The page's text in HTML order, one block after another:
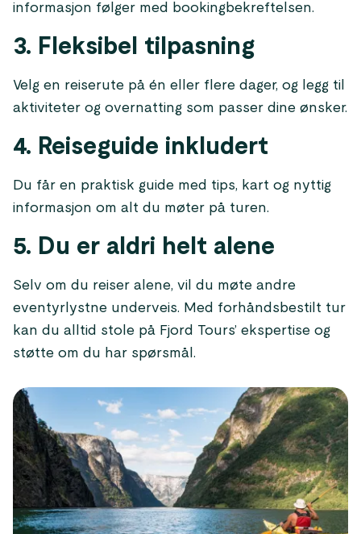
informasjon følger med bookingbekreftelsen.
3. Fleksibel tilpasning
Velg en reiserute på én eller flere dager, og legg til
aktiviteter og overnatting som passer dine ønsker.
4. Reiseguide inkludert
Du får en praktisk guide med tips, kart og nyttig
informasjon om alt du møter på turen.
5. Du er aldri helt alene
Selv om du reiser alene, vil du møte andre
eventyrlystne underveis. Med forhåndsbestilt tur
kan du alltid stole på Fjord Tours’ ekspertise og
støtte om du har spørsmål.